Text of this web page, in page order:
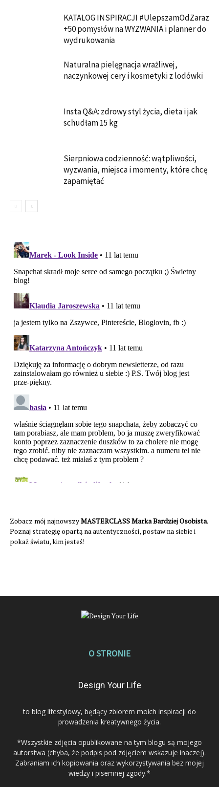
KATALOG INSPIRACJI #UlepszamOdZaraz
+50 pomysłów na WYZWANIA i planner do
wydrukowania
Naturalna pielęgnacja wrażliwej,
naczynkowej cery i kosmetyki z lodówki
Insta Q&A: zdrowy styl życia, dieta i jak
schudłam 15 kg
Sierpniowa codzienność: wątpliwości,
wyzwania, miejsca i momenty, które chcę
zapamiętać
Zobacz mój najnowszyMASTERCLASS Marka Bardziej Osobista.
Poznaj strategię opartą na autentyczności, postaw na siebie i
pokaż światu, kim jesteś!
O STRONIE
Design Your Life
to blog lifestylowy, będący zbiorem moich inspiracji do
prowadzenia kreatywnego życia.
*Wszystkie zdjęcia opublikowane na tym blogu są mojego
autorstwa (chyba, że podpis pod zdjęciem wskazuje inaczej).
Zabraniam ich kopiowania oraz wykorzystywania bez mojej
wiedzy i pisemnej zgody.*